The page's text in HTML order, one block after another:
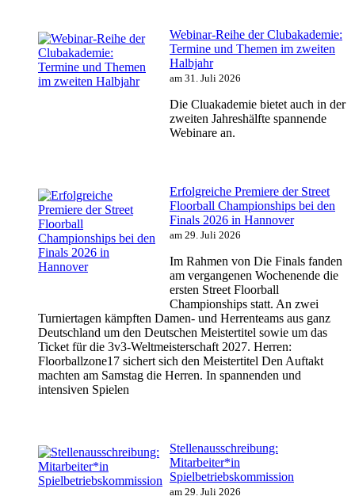
Webinar-Reihe der Clubakademie:
Termine und Themen im zweiten
Halbjahr
am 31. Juli 2026
Die Cluakademie bietet auch in der
zweiten Jahreshälfte spannende
Webinare an.
Erfolgreiche Premiere der Street
Floorball Championships bei den
Finals 2026 in Hannover
am 29. Juli 2026
Im Rahmen von Die Finals fanden
am vergangenen Wochenende die
ersten Street Floorball
Championships statt. An zwei
Turniertagen kämpften Damen- und Herrenteams aus ganz
Deutschland um den Deutschen Meistertitel sowie um das
Ticket für die 3v3-Weltmeisterschaft 2027. Herren:
Floorballzone17 sichert sich den Meistertitel Den Auftakt
machten am Samstag die Herren. In spannenden und
intensiven Spielen
Stellenausschreibung:
Mitarbeiter*in
Spielbetriebskommission
am 29. Juli 2026